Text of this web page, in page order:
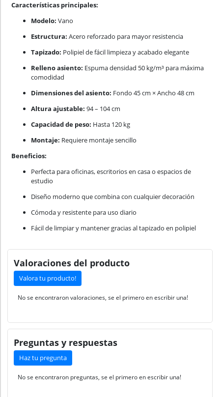
Características principales:
Modelo: Vano
Estructura: Acero reforzado para mayor resistencia
Tapizado: Polipiel de fácil limpieza y acabado elegante
Relleno asiento: Espuma densidad 50 kg/m³ para máxima
comodidad
Dimensiones del asiento: Fondo 45 cm × Ancho 48 cm
Altura ajustable: 94 – 104 cm
Capacidad de peso: Hasta 120 kg
Montaje: Requiere montaje sencillo
Beneficios:
Perfecta para oficinas, escritorios en casa o espacios de
estudio
Diseño moderno que combina con cualquier decoración
Cómoda y resistente para uso diario
Fácil de limpiar y mantener gracias al tapizado en polipiel
Valoraciones del producto
Valora tu producto!
No se encontraron valoraciones, se el primero en escribir una!
Preguntas y respuestas
Haz tu pregunta
No se encontraron preguntas, se el primero en escribir una!